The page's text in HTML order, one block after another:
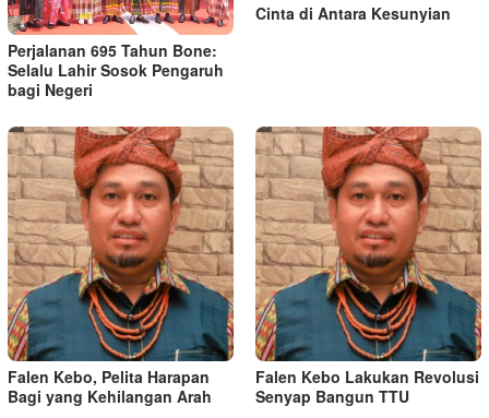
Perjalanan 695 Tahun Bone:
Selalu Lahir Sosok Pengaruh
bagi Negeri
Cinta di Antara Kesunyian
Falen Kebo, Pelita Harapan
Bagi yang Kehilangan Arah
Falen Kebo Lakukan Revolusi
Senyap Bangun TTU